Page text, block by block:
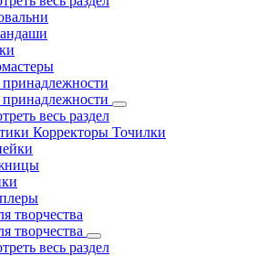
весь раздел
Корректоры Точилки
творчества
творчества
весь раздел